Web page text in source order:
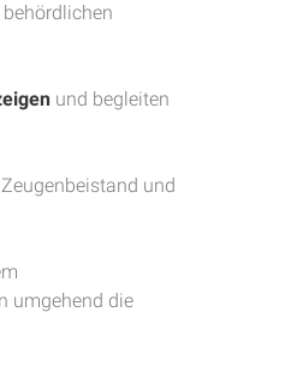
und begleiten
und
umgehend die